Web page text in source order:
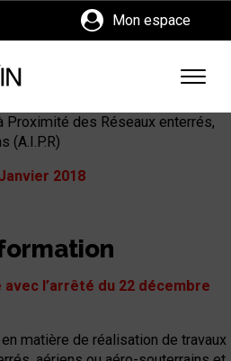
Proximité des Réseaux enterrés,
(A.I.P.R)
2018
l’arrêté du 22 décembre
matière de réalisation de travaux
Mon espace